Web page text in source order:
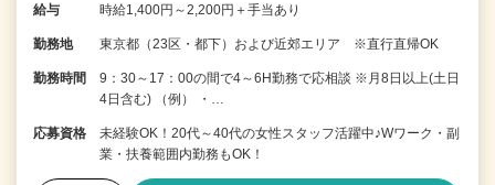
給与 時給1,400円～2,200円＋手当あり
勤務地 東京都（23区・都下）および近郊エリア ※直行直帰OK
勤務時間
9：30～17：00の間で4～6H勤務で応相談 ※月8日以上(土日
4日含む) （例） ・…
応募資格
未経験OK！20代～40代の女性スタッフ活躍中♪Wワーク・副
業・扶養範囲内勤務もOK！